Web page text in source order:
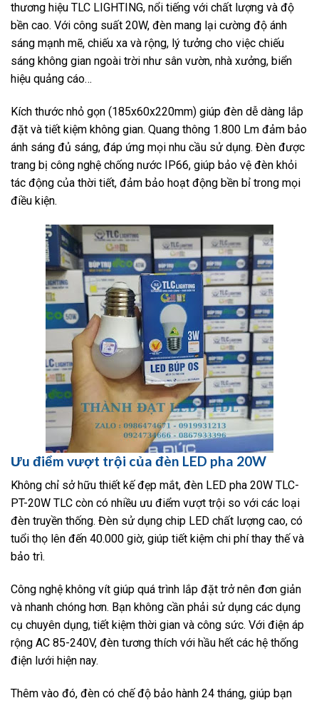
thương hiệu TLC LIGHTING, nổi tiếng với chất lượng và độ
bền cao. Với công suất 20W, đèn mang lại cường độ ánh
sáng mạnh mẽ, chiếu xa và rộng, lý tưởng cho việc chiếu
sáng không gian ngoài trời như sân vườn, nhà xưởng, biển
hiệu quảng cáo…
Kích thước nhỏ gọn (185x60x220mm) giúp đèn dễ dàng lắp
đặt và tiết kiệm không gian. Quang thông 1.800 Lm đảm bảo
ánh sáng đủ sáng, đáp ứng mọi nhu cầu sử dụng. Đèn được
trang bị công nghệ chống nước IP66, giúp bảo vệ đèn khỏi
tác động của thời tiết, đảm bảo hoạt động bền bỉ trong mọi
điều kiện.
Ưu điểm vượt trội của đèn LED pha 20W
Không chỉ sở hữu thiết kế đẹp mắt, đèn LED pha 20W TLC-
PT-20W TLC còn có nhiều ưu điểm vượt trội so với các loại
đèn truyền thống. Đèn sử dụng chip LED chất lượng cao, có
tuổi thọ lên đến 40.000 giờ, giúp tiết kiệm chi phí thay thế và
bảo trì.
Công nghệ không vít giúp quá trình lắp đặt trở nên đơn giản
và nhanh chóng hơn. Bạn không cần phải sử dụng các dụng
cụ chuyên dụng, tiết kiệm thời gian và công sức. Với điện áp
rộng AC 85-240V, đèn tương thích với hầu hết các hệ thống
điện lưới hiện nay.
Thêm vào đó, đèn có chế độ bảo hành 24 tháng, giúp bạn